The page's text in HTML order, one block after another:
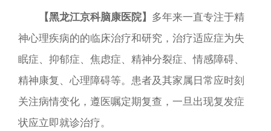
【黑龙江京科脑康医院】 多年来一直专注于精
神心理疾病的的临床治疗和研究，治疗适应症为失
眠症、抑郁症、焦虑症、精神分裂症、情感障碍、
精神康复、心理障碍等。患者及其家属日常应时刻
关注病情变化，遵医嘱定期复查，一旦出现复发症
状应立即就诊治疗。